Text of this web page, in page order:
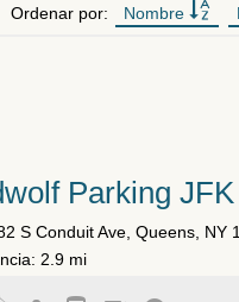
Ordenar por: Nombre
Parking JFK
S Conduit Ave, Queens, NY
2.9 mi